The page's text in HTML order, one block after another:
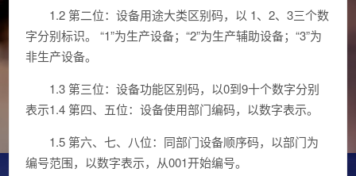
1.2 第二位：设备用途大类区别码，以 1、2、3三个数
字分别标识。 “1”为生产设备；“2”为生产辅助设备；“3”为
非生产设备。
1.3 第三位：设备功能区别码，以0到9十个数字分别
表示1.4 第四、五位：设备使用部门编码，以数字表示。
1.5 第六、七、八位：同部门设备顺序码，以部门为
编号范围，以数字表示，从001开始编号。